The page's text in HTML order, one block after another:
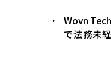
Wovn
で法務未